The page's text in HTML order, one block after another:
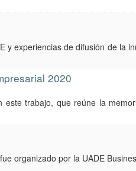
y experiencias de difusión de la
2020
este trabajo, que reúne la
organizado por la UADE